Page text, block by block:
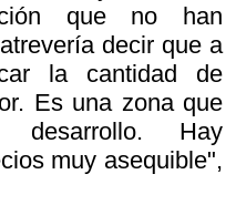
que no han
decir que a
la cantidad de
Es una zona que
Hay
muy asequible",